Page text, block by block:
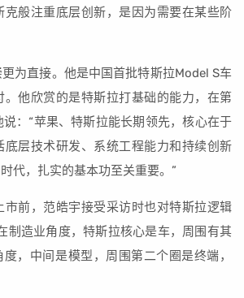
克般注重底层创新，是因为需要在某些阶
为直接。他是中国首批特斯拉Model S车
。他欣赏的是特斯拉打基础的能力，在第
：“苹果、特斯拉能长期领先，核心在于
底层技术研发、系统工程能力和持续创新
代，扎实的基本功至关重要。”
前，范皓宇接受采访时也对特斯拉逻辑
制造业角度，特斯拉核心是车，周围有其
，中间是模型，周围第二个圈是终端，